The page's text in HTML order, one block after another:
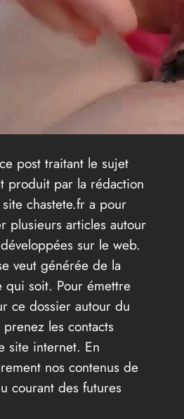
post traitant le sujet
produit par la rédaction
chastete.fr a pour
plusieurs articles autour
sur le web.
veut générée de la
qui soit. Pour émettre
ce dossier autour du
les contacts
site internet. En
nos contenus de
courant des futures